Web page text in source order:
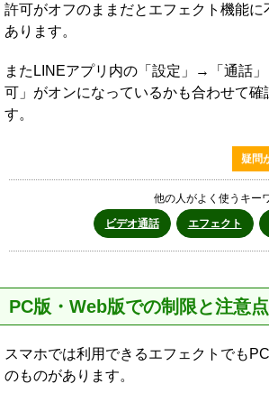
許可がオフのままだとエフェクト機能に
あります。
またLINEアプリ内の「設定」→「通話
可」がオンになっているかも合わせて確
す。
疑問
他の人がよく使うキー
ビデオ通話
エフェクト
PC版・Web版での制限と注意点
スマホでは利用できるエフェクトでも
のものがあります。